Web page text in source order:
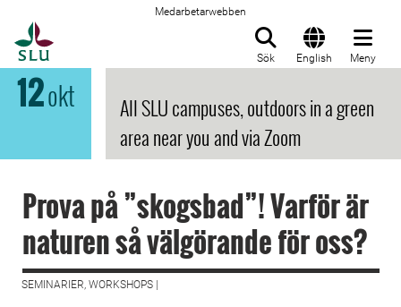
Medarbetarwebben
Sök English Meny
12okt
All SLU campuses, outdoors in a green
area near you and via Zoom
Prova på ”skogsbad”! Varför är
naturen så välgörande för oss?
SEMINARIER, WORKSHOPS |